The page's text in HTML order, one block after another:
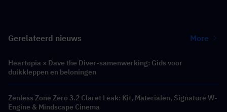
Gerelateerd nieuws More
Heartopia × Dave the Diver-samenwerking: Gids voor
duikkleppen en beloningen
Zenless Zone Zero 3.2 Claret Leak: Kit, Materialen, Signature W-
Engine & Mindscape Cinema